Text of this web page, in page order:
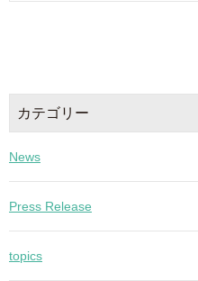
カテゴリー
News
Press Release
topics